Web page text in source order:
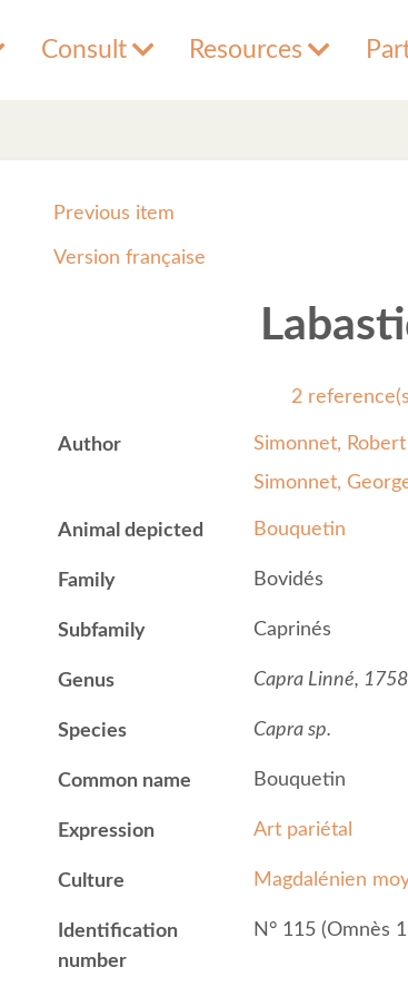
Consult Resources
Previous item
Version française
2
Author
Simonnet, Robert
Simonnet,
Animal depicted Bouquetin
Family Bovidés
Subfamily Caprinés
Genus Capra Linné, 1758
Species Capra sp.
Common name Bouquetin
Expression Art pariétal
Culture Magdalénien
Identification
number
N° 115 (Omnès